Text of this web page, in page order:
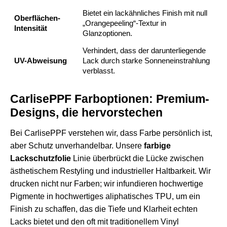
Oberflächen-
Intensität
Bietet ein lackähnliches Finish mit null
„Orangepeeling“-Textur in
Glanzoptionen.
UV-Abweisung
Verhindert, dass der darunterliegende
Lack durch starke Sonneneinstrahlung
verblasst.
CarlisePPF Farboptionen: Premium-
Designs, die hervorstechen
Bei CarlisePPF verstehen wir, dass Farbe persönlich ist,
aber Schutz unverhandelbar. Unsere farbige
Lackschutzfolie Linie überbrückt die Lücke zwischen
ästhetischem Restyling und industrieller Haltbarkeit. Wir
drucken nicht nur Farben; wir infundieren hochwertige
Pigmente in hochwertiges aliphatisches TPU, um ein
Finish zu schaffen, das die Tiefe und Klarheit echten
Lacks bietet und den oft mit traditionellem Vinyl